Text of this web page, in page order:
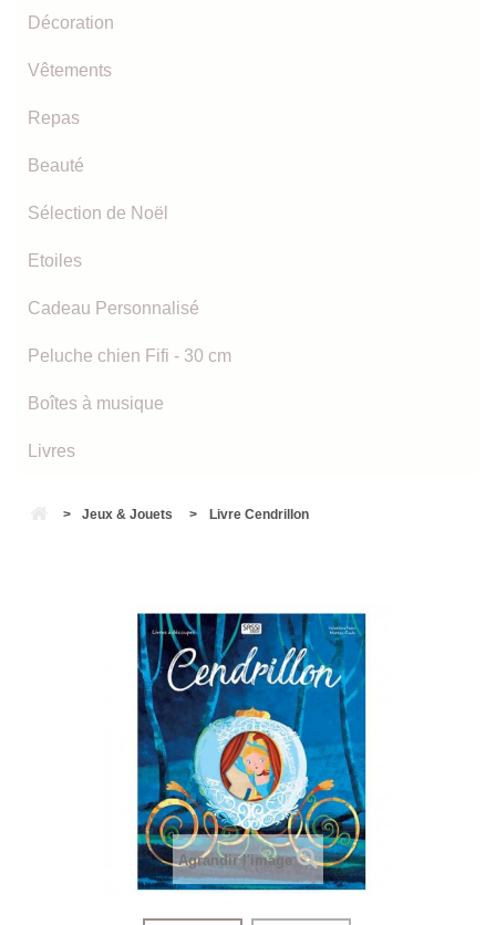
Décoration
Vêtements
Repas
Beauté
Sélection de Noël
Etoiles
Cadeau Personnalisé
Peluche chien Fifi - 30 cm
Boîtes à musique
Livres
> Jeux & Jouets > Livre Cendrillon
Agrandir l'image